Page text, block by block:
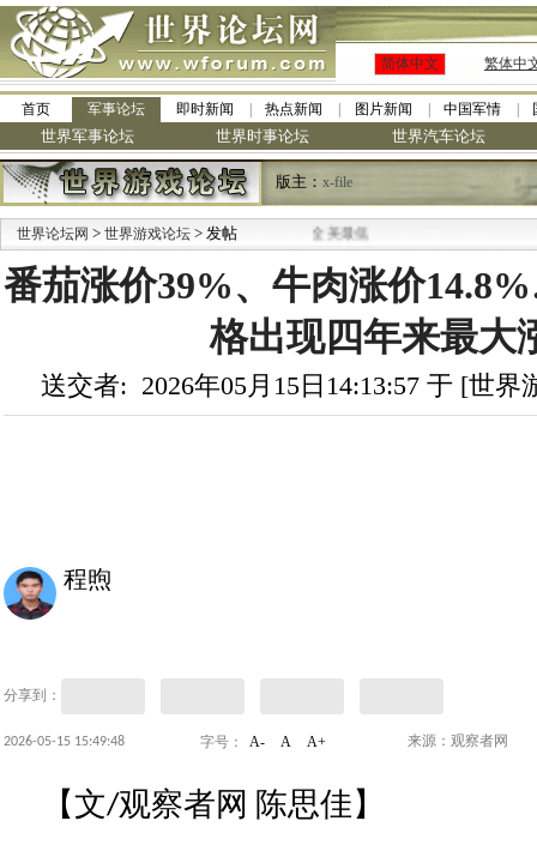
简体中文 繁体中
首页 军事论坛 即时新闻 热点新闻 图片新闻 中国军情
世界军事论坛 世界时事论坛 世界汽车论坛
版主： x-file
世界论坛网 > 世界游戏论坛 > 发帖
·九阳全新免清洗型豆浆机 全美最低
番茄涨价39%、牛肉涨价
格出现四年来最大
送交者: 2026年05月15日14:13:57 于 [世
程煦
分享到：
2026-05-15 15:49:48 字号： A- A A+ 来源：观察者网
【文/观察者网 陈思佳】